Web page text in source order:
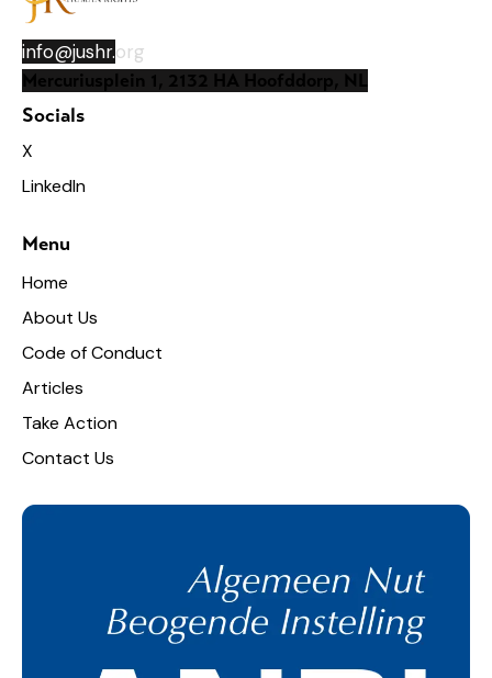
info@jushr.org
Mercuriusplein 1, 2132 HA Hoofddorp, NL
Socials
X
LinkedIn
Menu
Home
About Us
Code of Conduct
Articles
Take Action
Contact Us